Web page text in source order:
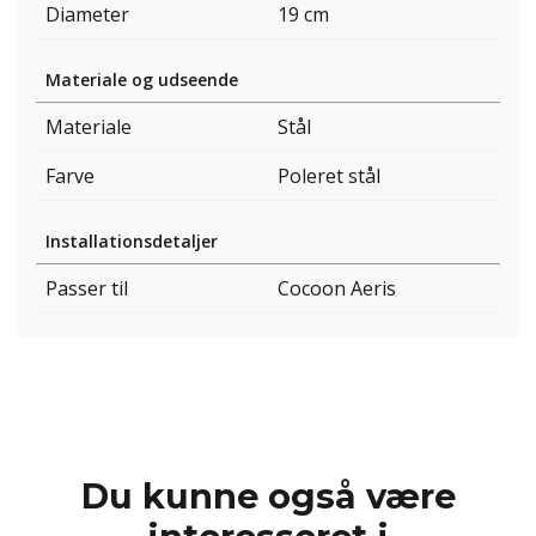
Diameter 19 cm
Materiale og udseende
Materiale
Stål
Farve
Poleret stål
Installationsdetaljer
Passer til Cocoon Aeris
Du kunne også være